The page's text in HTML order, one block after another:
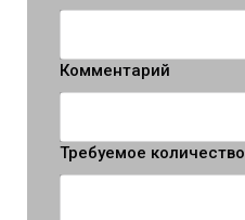
Комментарий
Требуемое количество